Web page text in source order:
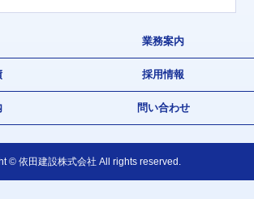
業務案内
採用情報
問い合わせ
© 依田建設株式会社 All rights reserved.